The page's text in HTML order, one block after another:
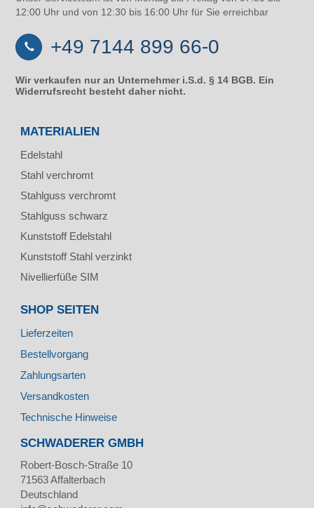
12:00 Uhr und von 12:30 bis 16:00 Uhr für Sie erreichbar
+49 7144 899 66-0
Wir verkaufen nur an Unternehmer i.S.d. § 14 BGB. Ein
Widerrufsrecht besteht daher nicht.
MATERIALIEN
Edelstahl
Stahl verchromt
Stahlguss verchromt
Stahlguss schwarz
Kunststoff Edelstahl
Kunststoff Stahl verzinkt
Nivellierfüße SIM
SHOP SEITEN
Lieferzeiten
Bestellvorgang
Zahlungsarten
Versandkosten
Technische Hinweise
SCHWADERER GMBH
Robert-Bosch-Straße 10
71563Affalterbach
Deutschland